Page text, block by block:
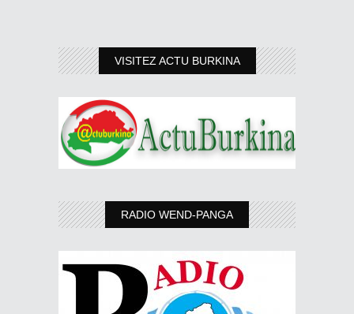
VISITEZ ACTU BURKINA
RADIO WEND-PANGA